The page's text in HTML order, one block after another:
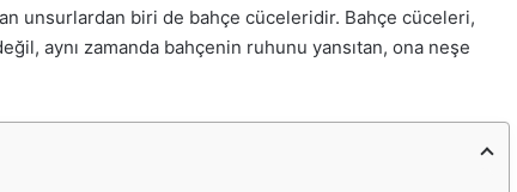
unsurlardan biri de bahçe cüceleridir. Bahçe cüceleri,
aynı zamanda bahçenin ruhunu yansıtan, ona neşe